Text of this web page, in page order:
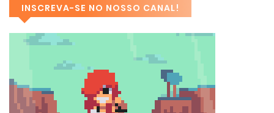
INSCREVA-SE NO NOSSO CANAL!